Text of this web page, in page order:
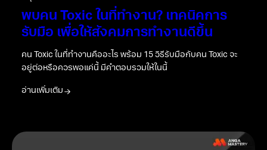
พบคน Toxic ในที่ทำงาน? เทคนิคการ
รับมือ เพื่อให้สังคมการทำงานดีขึ้น
คน Toxic ในที่ทำงานคืออะไร พร้อม 15 วิธีรับมือกับคน Toxic จะ
อยู่ต่อหรือควรพอแค่นี้ มีคำตอบรวมให้ในนี้
อ่านเพิ่มเติม